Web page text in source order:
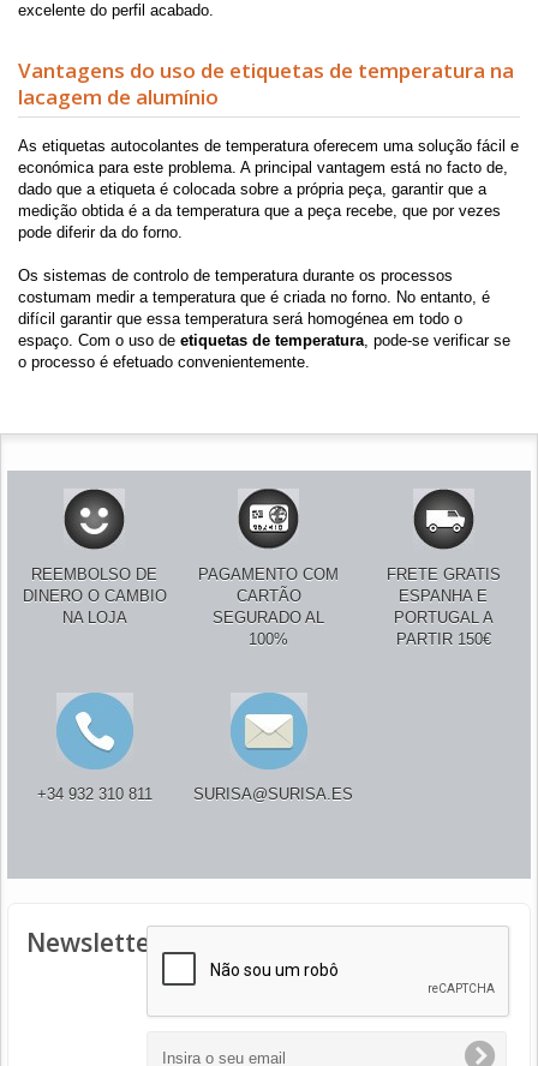
excelente do perfil acabado.
Vantagens do uso de etiquetas de temperatura na
lacagem de alumínio
As etiquetas autocolantes de temperatura oferecem uma solução fácil e
económica para este problema. A principal vantagem está no facto de,
dado que a etiqueta é colocada sobre a própria peça, garantir que a
medição obtida é a da temperatura que a peça recebe, que por vezes
pode diferir da do forno.
Os sistemas de controlo de temperatura durante os processos
costumam medir a temperatura que é criada no forno. No entanto, é
difícil garantir que essa temperatura será homogénea em todo o
espaço. Com o uso de etiquetas de temperatura, pode-se verificar se
o processo é efetuado convenientemente.
REEMBOLSO DE
DINERO O CAMBIO
NA LOJA
PAGAMENTO COM
CARTÃO
SEGURADO AL
100%
FRETE GRATIS
ESPANHA E
PORTUGAL A
PARTIR 150€
+34 932 310 811 SURISA@SURISA.ES
Newsletter